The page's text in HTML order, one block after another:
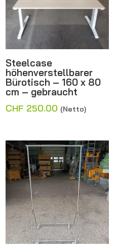
Steelcase
höhenverstellbarer
Bürotisch – 160 x 80
cm – gebraucht
CHF 250.00 (Netto)